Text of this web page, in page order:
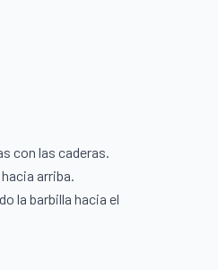
con las caderas.
arriba.
la barbilla hacia el